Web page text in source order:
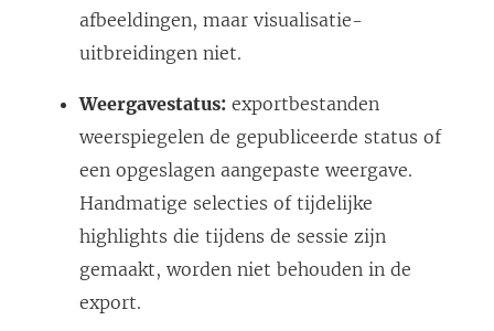
afbeeldingen, maar visualisatie-
uitbreidingen niet.
Weergavestatus: exportbestanden
weerspiegelen de gepubliceerde status of
een opgeslagen aangepaste weergave.
Handmatige selecties of tijdelijke
highlights die tijdens de sessie zijn
gemaakt, worden niet behouden in de
export.